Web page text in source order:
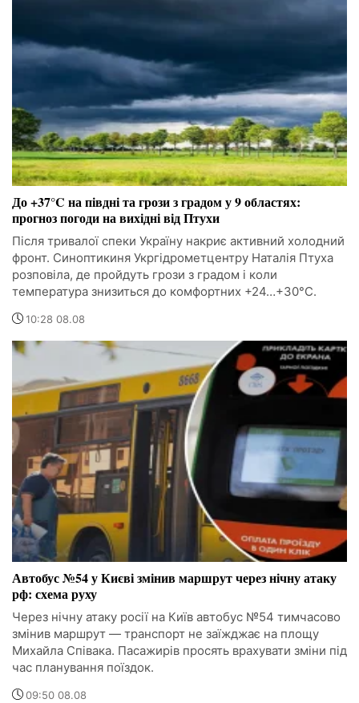
До +37°C на півдні та грози з градом у 9 областях:
прогноз погоди на вихідні від Птухи
Після тривалої спеки Україну накриє активний холодний
фронт. Синоптикиня Укргідрометцентру Наталія Птуха
розповіла, де пройдуть грози з градом і коли
температура знизиться до комфортних +24…+30°C.
10:28 08.08
Автобус №54 у Києві змінив маршрут через нічну атаку
рф: схема руху
Через нічну атаку росії на Київ автобус №54 тимчасово
змінив маршрут — транспорт не заїжджає на площу
Михайла Співака. Пасажирів просять врахувати зміни під
час планування поїздок.
09:50 08.08